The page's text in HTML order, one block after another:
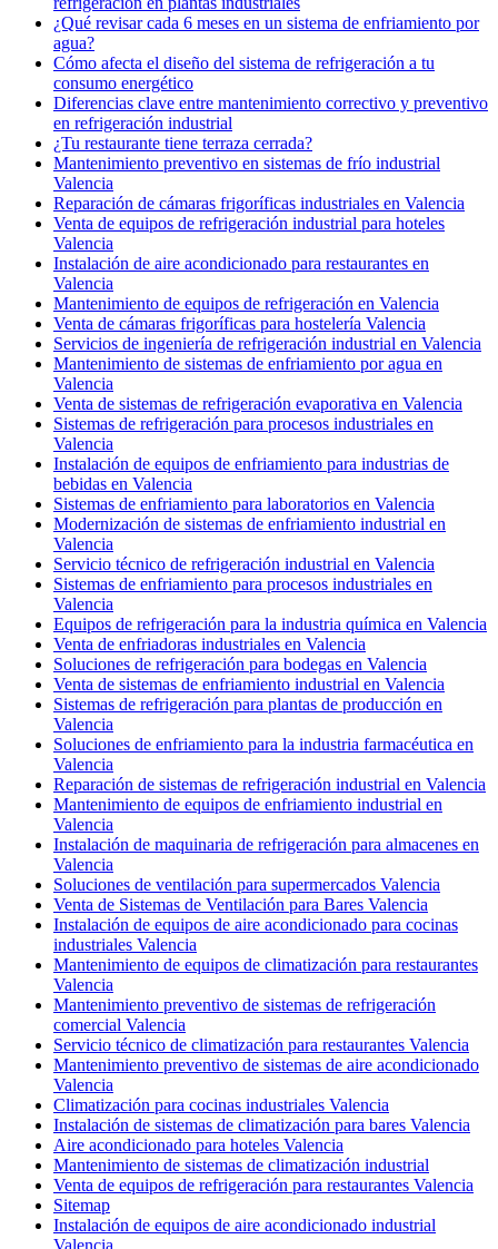
¿Qué revisar cada 6 meses en un sistema de enfriamiento por
agua?
Cómo afecta el diseño del sistema de refrigeración a tu
consumo energético
Diferencias clave entre mantenimiento correctivo y preventivo
en refrigeración industrial
¿Tu restaurante tiene terraza cerrada?
Mantenimiento preventivo en sistemas de frío industrial
Valencia
Reparación de cámaras frigoríficas industriales en Valencia
Venta de equipos de refrigeración industrial para hoteles
Valencia
Instalación de aire acondicionado para restaurantes en
Valencia
Mantenimiento de equipos de refrigeración en Valencia
Venta de cámaras frigoríficas para hostelería Valencia
Servicios de ingeniería de refrigeración industrial en Valencia
Mantenimiento de sistemas de enfriamiento por agua en
Valencia
Venta de sistemas de refrigeración evaporativa en Valencia
Sistemas de refrigeración para procesos industriales en
Valencia
Instalación de equipos de enfriamiento para industrias de
bebidas en Valencia
Sistemas de enfriamiento para laboratorios en Valencia
Modernización de sistemas de enfriamiento industrial en
Valencia
Servicio técnico de refrigeración industrial en Valencia
Sistemas de enfriamiento para procesos industriales en
Valencia
Equipos de refrigeración para la industria química en Valencia
Venta de enfriadoras industriales en Valencia
Soluciones de refrigeración para bodegas en Valencia
Venta de sistemas de enfriamiento industrial en Valencia
Sistemas de refrigeración para plantas de producción en
Valencia
Soluciones de enfriamiento para la industria farmacéutica en
Valencia
Reparación de sistemas de refrigeración industrial en Valencia
Mantenimiento de equipos de enfriamiento industrial en
Valencia
Instalación de maquinaria de refrigeración para almacenes en
Valencia
Soluciones de ventilación para supermercados Valencia
Venta de Sistemas de Ventilación para Bares Valencia
Instalación de equipos de aire acondicionado para cocinas
industriales Valencia
Mantenimiento de equipos de climatización para restaurantes
Valencia
Mantenimiento preventivo de sistemas de refrigeración
comercial Valencia
Servicio técnico de climatización para restaurantes Valencia
Mantenimiento preventivo de sistemas de aire acondicionado
Valencia
Climatización para cocinas industriales Valencia
Instalación de sistemas de climatización para bares Valencia
Aire acondicionado para hoteles Valencia
Mantenimiento de sistemas de climatización industrial
Venta de equipos de refrigeración para restaurantes Valencia
Sitemap
Instalación de equipos de aire acondicionado industrial
Valencia